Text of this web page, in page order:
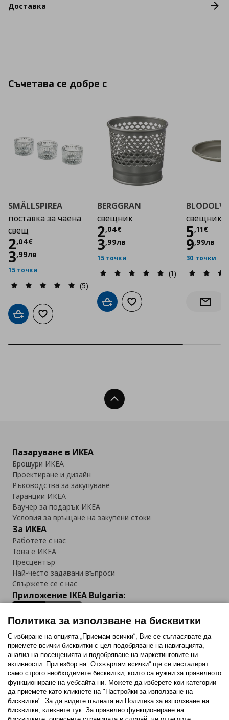
Доставка
Съчетава се добре с
SMÄLLSPIREA
поставка за чаена
свещ
2,04€
Цена
3,99лв
15 точки
(5)
Добави в кошницата
Добави към списъка с любими
BERGGRAN
свещник
2,04€
Цена
3,99лв
15 точки
(1)
Добави в кошницата
Добави към списъка с
свещник
5,11€
Цена
9,99лв
30 точки
Нагоре
Пазаруване в ИКЕА
Брошури ИКЕА
Проектиране и дизайн
Ръководства за закупуване
Гаранции ИКЕА
Ваучер за подарък ИКЕА
Условия за връщане на закупени стоки
За ИКЕА
Работете с нас
Това е ИКЕА
Пресцентър
Най-често задавани въпроси
Свържете се с нас
Приложение IKEA Bulgaria:
Последвайте ни:
FacebookTwitterYoutubePinterestInstagram
Политика за използване на бисквитки
С избиране на опцията „Приемам всички“, Вие се съгласявате да
приемете всички бисквитки с цел подобряване на навигацията,
анализ на посещенията и подобряване на маркетинговите ни
активности. При избор на „Отхвърлям всички“ ще се инсталират
само строго необходимитe бисквитки, които са нужни за правилното
функциониране на уебсайта ни. Можете да изберете кои категории
да приемете като кликнете на "Настройки за използване на
бисквитки". За да видите пълната ни Политика за използване на
бисквитки, кликнете тук. За правилно функциониране на